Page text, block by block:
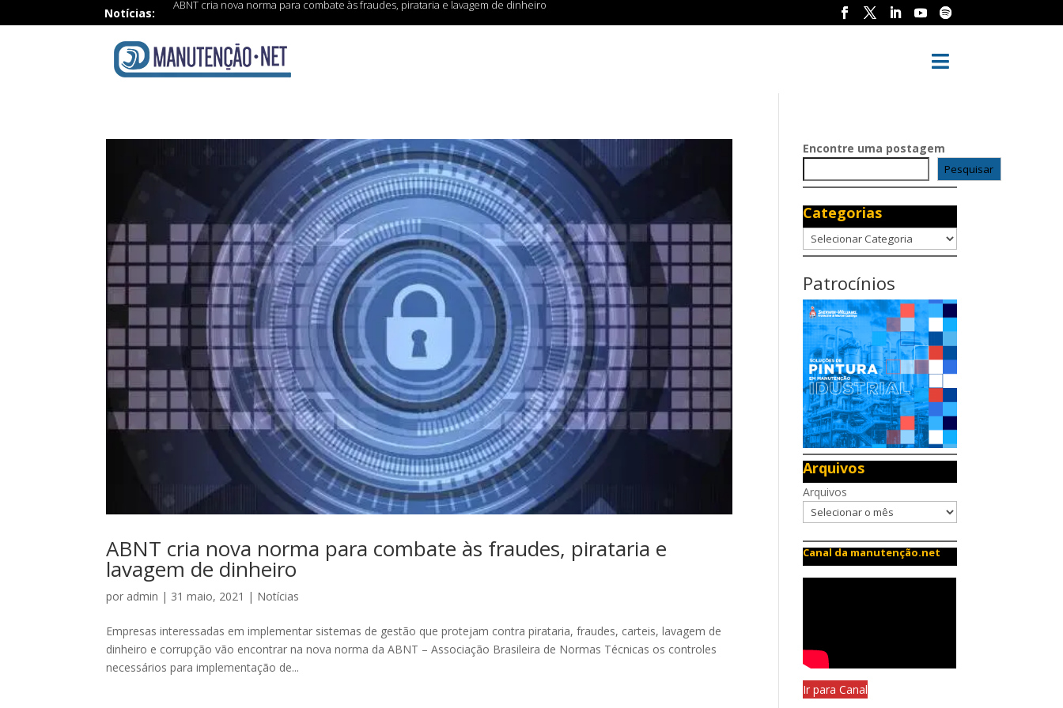
Notícias:
ABNT cria nova norma para combate às fraudes, pirataria e lavagem de dinheiro

ABNT cria nova norma para combate às fraudes, pirataria e
lavagem de dinheiro
por admin | 31 maio, 2021 | Notícias
Empresas interessadas em implementar sistemas de gestão que protejam contra pirataria, fraudes, carteis, lavagem de
dinheiro e corrupção vão encontrar na nova norma da ABNT – Associação Brasileira de Normas Técnicas os controles
necessários para implementação de...
Encontre uma postagem
Pesquisar
Categorias
Categorias
Patrocínios
Arquivos
Arquivos
Canal da manutenção.net
Ir para Canal